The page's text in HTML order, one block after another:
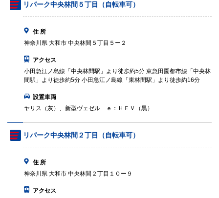
リパーク中央林間５丁目（自転車可）
住 所
神奈川県 大和市 中央林間５丁目５ー２
アクセス
小田急江ノ島線「中央林間駅」より徒歩約5分 東急田園都市線「中央林
間駅」より徒歩約5分 小田急江ノ島線「東林間駅」より徒歩約16分
設置車両
ヤリス（灰）、新型ヴェゼル ｅ：ＨＥＶ（黒）
リパーク中央林間２丁目（自転車可）
住 所
神奈川県 大和市 中央林間２丁目１０ー９
アクセス